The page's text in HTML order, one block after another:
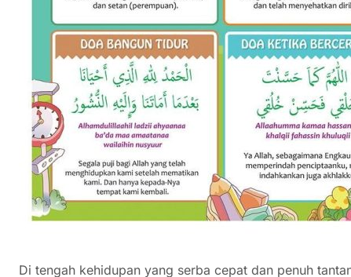
Di tengah kehidupan yang serba cepat dan penuh